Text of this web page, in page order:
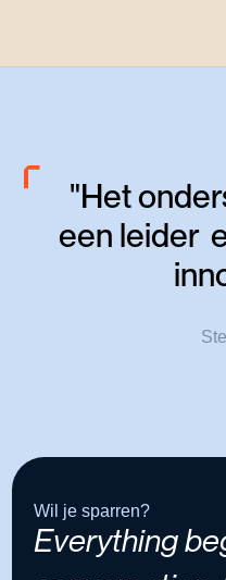
"Het
een leider
Wil je sparren?
Everythingbe